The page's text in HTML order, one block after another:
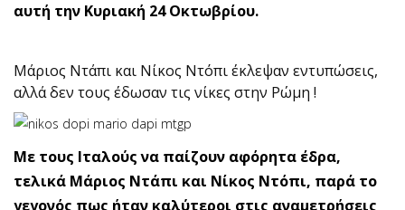
αυτή την Κυριακή 24 Οκτωβρίου.
Μάριος Ντάπι και Νίκος Ντόπι έκλεψαν εντυπώσεις,
αλλά δεν τους έδωσαν τις νίκες στην Ρώμη !
Με τους Ιταλούς να παίζουν αφόρητα έδρα,
τελικά Μάριος Ντάπι και Νίκος Ντόπι, παρά το
γεγονός πως ήταν καλύτεροι στις αναμετρήσεις